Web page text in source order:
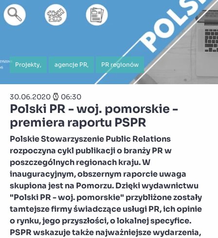
Projekty, agencje PR, PR regionów
30.06.2020 06:30
Polski PR - woj. pomorskie -
premiera raportu PSPR
Polskie Stowarzyszenie Public Relations
rozpoczyna cykl publikacji o branży PR w
poszczególnych regionach kraju. W
inauguracyjnym, obszernym raporcie uwaga
skupiona jest na Pomorzu. Dzięki wydawnictwu
"Polski PR - woj. pomorskie" przybliżone zostały
tamtejsze firmy świadczące usługi PR, ich opinie
o rynku, jego przyszłości, o lokalnej specyfice.
PSPR wskazuje także najważniejsze wydarzenia,